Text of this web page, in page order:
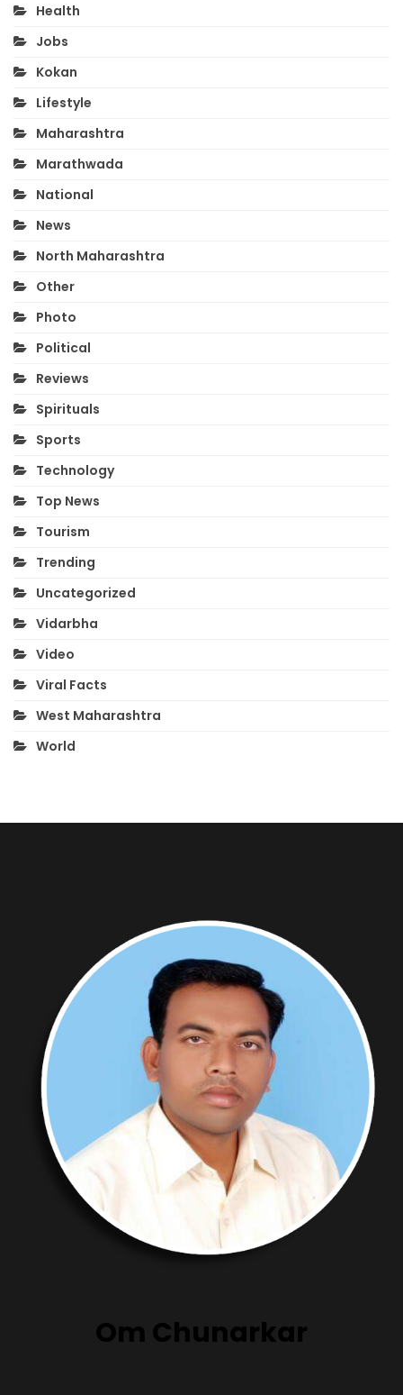
Health
Jobs
Kokan
Lifestyle
Maharashtra
Marathwada
National
News
North Maharashtra
Other
Photo
Political
Reviews
Spirituals
Sports
Technology
Top News
Tourism
Trending
Uncategorized
Vidarbha
Video
Viral Facts
West Maharashtra
World
Om Chunarkar